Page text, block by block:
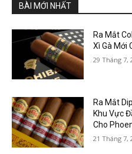
BÀI MỚI NHẤT
Ra Mắt
Xì Gà Mới
29 Tháng 7,
Ra Mắt
Khu Vực
Cho
21 Tháng 7,